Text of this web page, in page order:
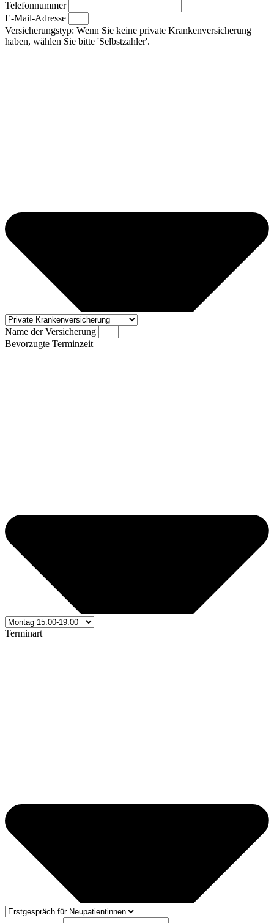
Telefonnummer
E-Mail-Adresse
Versicherungstyp: Wenn Sie keine private Krankenversicherung
haben, wählen Sie bitte 'Selbstzahler'.
Name der Versicherung
Bevorzugte Terminzeit
Terminart